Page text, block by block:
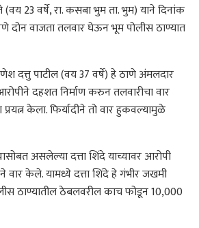
23 वर्षे, रा. कसबा भुम ता. भुम) याने दिनांक
दोन वाजता तलवार घेऊन भूम पोलीस ठाण्यात
दत्तु पाटील (वय 37 वर्षे) हे ठाणे अंमलदार
दहशत निर्माण करुन तलवारीचा वार
केला. फिर्यादीने तो वार हुकवल्यामुळे
असलेल्या दत्ता शिंदे याच्यावर आरोपी
वार केले. यामध्ये दत्ता शिंदे हे गंभीर जखमी
ठाण्यातील ठेबलवरील काच फोडून 10,000